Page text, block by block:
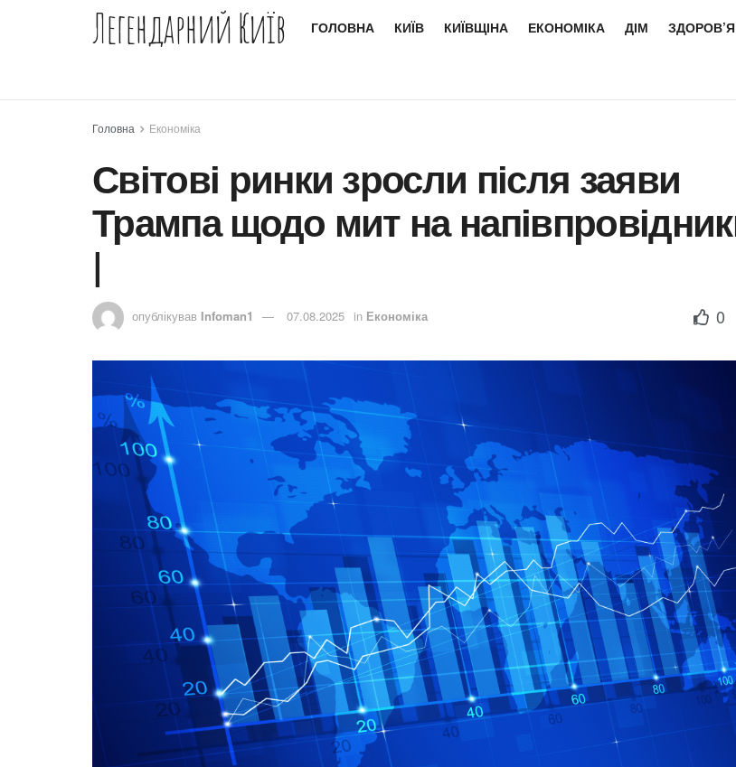
Легендарний Київ ГОЛОВНА КИЇВ КИЇВЩІНА ЕКОНОМІКА ДІМ ЗДОРОВ’Я
Головна Економіка
Світові ринки зросли після заяви
Трампа щодо мит на
|
опублікував Infoman1 07.08.2025 in Економіка 0